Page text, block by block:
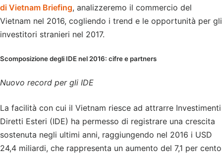
di Vietnam Briefing, analizzeremo il commercio del
Vietnam nel 2016, cogliendo i trend e le opportunità per gli
investitori stranieri nel 2017.
Scomposizione degli IDE nel 2016: cifre e partners
Nuovo record per gli IDE
La facilità con cui il Vietnam riesce ad attrarre Investimenti
Diretti Esteri (IDE) ha permesso di registrare una crescita
sostenuta negli ultimi anni, raggiungendo nel 2016 i USD
24,4 miliardi, che rappresenta un aumento del 7,1 per cento